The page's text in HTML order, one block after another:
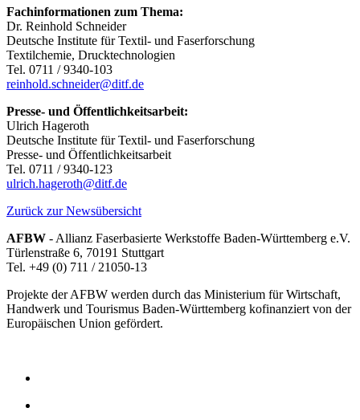
Fachinformationen zum Thema:
Dr. Reinhold Schneider
Deutsche Institute für Textil- und Faserforschung
Textilchemie, Drucktechnologien
Tel. 0711 / 9340-103
reinhold.schneider@ditf.de
Presse- und Öffentlichkeitsarbeit:
Ulrich Hageroth
Deutsche Institute für Textil- und Faserforschung
Presse- und Öffentlichkeitsarbeit
Tel. 0711 / 9340-123
ulrich.hageroth@ditf.de
Zurück zur Newsübersicht
AFBW - Allianz Faserbasierte Werkstoffe Baden-Württemberg e.V.
Türlenstraße 6, 70191 Stuttgart
Tel. +49 (0) 711 / 21050-13
Projekte der AFBW werden durch das Ministerium für Wirtschaft,
Handwerk und Tourismus Baden-Württemberg kofinanziert von der
Europäischen Union gefördert.